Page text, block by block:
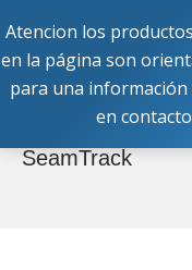
SeamTrack
Atencion los
en la página son
para una información
en